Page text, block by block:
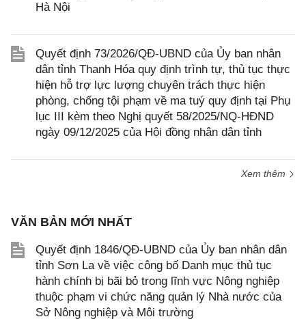
Hà Nội
Quyết định 73/2026/QĐ-UBND của Ủy ban nhân
dân tỉnh Thanh Hóa quy định trình tự, thủ tục thực
hiện hỗ trợ lực lượng chuyên trách thực hiện
phòng, chống tội phạm về ma tuý quy định tại Phụ
lục III kèm theo Nghị quyết 58/2025/NQ-HĐND
ngày 09/12/2025 của Hội đồng nhân dân tỉnh
Xem thêm
VĂN BẢN MỚI NHẤT
Quyết định 1846/QĐ-UBND của Ủy ban nhân dân
tỉnh Sơn La về việc công bố Danh mục thủ tục
hành chính bị bãi bỏ trong lĩnh vực Nông nghiệp
thuộc phạm vi chức năng quản lý Nhà nước của
Sở Nông nghiệp và Môi trường